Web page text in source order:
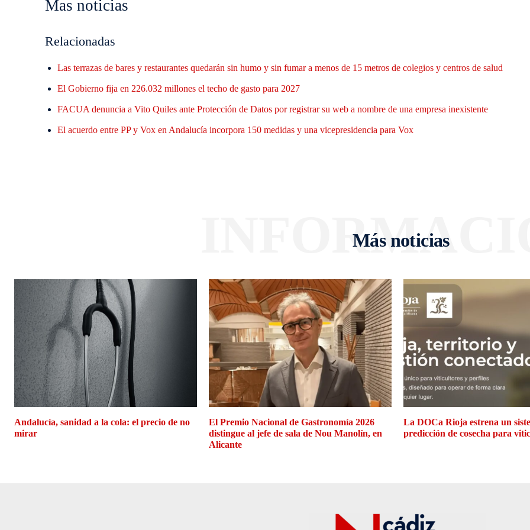
Mas noticias
Relacionadas
Las terrazas de bares y restaurantes quedarán sin humo y sin fumar a menos de 15 metros de colegios y centros de salud
El Gobierno fija en 226.032 millones el techo de gasto para 2027
FACUA denuncia a Vito Quiles ante Protección de Datos por registrar su web a nombre de una empresa inexistente
El acuerdo entre PP y Vox en Andalucía incorpora 150 medidas y una vicepresidencia para Vox
Más noticias
Andalucía, sanidad a la cola: el precio de no
mirar
El Premio Nacional de Gastronomía 2026
distingue al jefe de sala de Nou Manolín, en
Alicante
La DOCa Rioja estrena un
predicción de cosecha para